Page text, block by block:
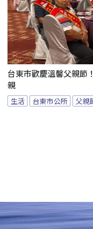
台東市歡慶溫馨父親節
親
生活 台東市公所 父親